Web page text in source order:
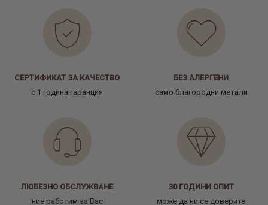
СЕРТИФИКАТ ЗА КАЧЕСТВО
с 1 година гаранция
БЕЗ АЛЕРГЕНИ
само благородни метали
ЛЮБЕЗНО ОБСЛУЖВАНЕ
ние работим за Вас
30 ГОДИНИ ОПИТ
може да ни се доверите